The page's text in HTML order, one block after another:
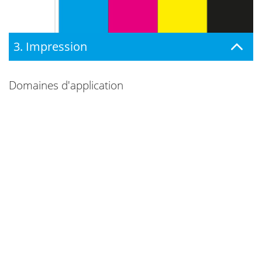
3. Impression
Domaines d'application